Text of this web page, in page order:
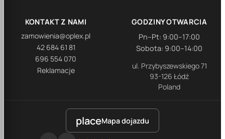
KONTAKT Z NAMI
zamowienia@oplex.pl
42 684 61 81
696 554 070
Reklamacje
GODZINY OTWARCIA
Pn–Pt: 9:00–17:00
Sobota: 9:00–14:00
ul. Przybyszewskiego 71
93-126 Łódź
Poland
placeMapa dojazdu